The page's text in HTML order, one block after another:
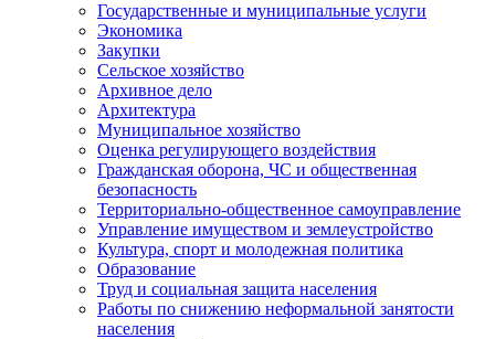
Государственные и муниципальные услуги
Экономика
Закупки
Сельское хозяйство
Архивное дело
Архитектура
Муниципальное хозяйство
Оценка регулирующего воздействия
Гражданская оборона, ЧС и общественная
безопасность
Территориально-общественное самоуправление
Управление имуществом и землеустройство
Культура, спорт и молодежная политика
Образование
Труд и социальная защита населения
Работы по снижению неформальной занятости
населения